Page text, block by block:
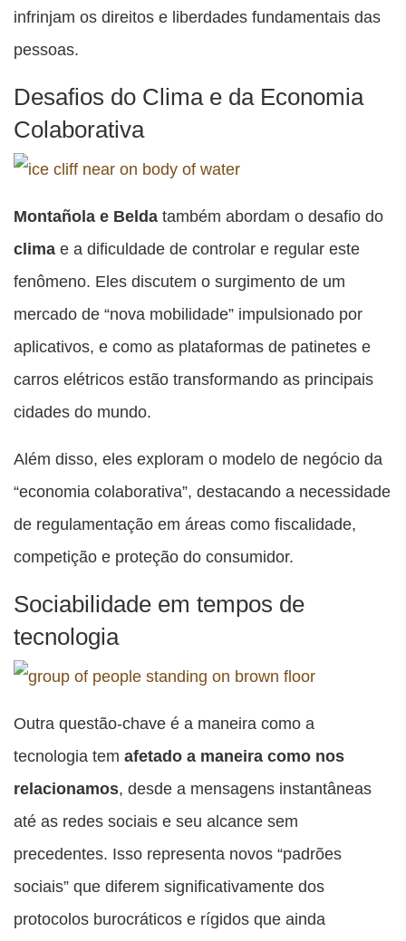
infrinjam os direitos e liberdades fundamentais das
pessoas.
Desafios do Clima e da Economia
Colaborativa
Montañola e Belda também abordam o desafio do
clima e a dificuldade de controlar e regular este
fenômeno. Eles discutem o surgimento de um
mercado de “nova mobilidade” impulsionado por
aplicativos, e como as plataformas de patinetes e
carros elétricos estão transformando as principais
cidades do mundo.
Além disso, eles exploram o modelo de negócio da
“economia colaborativa”, destacando a necessidade
de regulamentação em áreas como fiscalidade,
competição e proteção do consumidor.
Sociabilidade em tempos de
tecnologia
Outra questão-chave é a maneira como a
tecnologia tem afetado a maneira como nos
relacionamos, desde a mensagens instantâneas
até as redes sociais e seu alcance sem
precedentes. Isso representa novos “padrões
sociais” que diferem significativamente dos
protocolos burocráticos e rígidos que ainda